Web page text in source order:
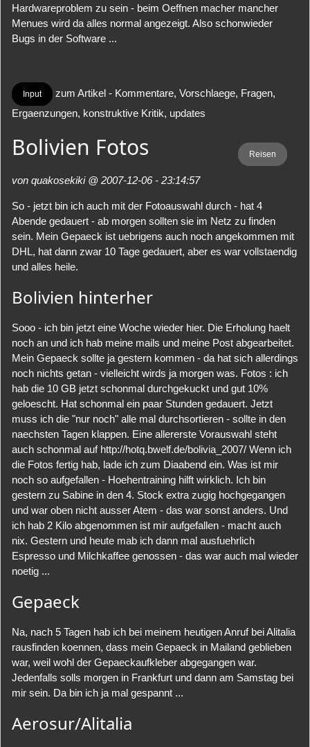
Hardwareproblem zu sein - beim Oeffnen macher mancher
Menues wird da alles normal angezeigt. Also schonwieder
Bugs in der Software ...
Input
zum Artikel - Kommentare, Vorschlaege, Fragen,
Ergaenzungen, konstruktive Kritik, updates
Reisen
Bolivien Fotos
von quakosekiki @ 2007-12-06 - 23:14:57
So - jetzt bin ich auch mit der Fotoauswahl durch - hat 4
Abende gedauert - ab morgen sollten sie im Netz zu finden
sein. Mein Gepaeck ist uebrigens auch noch angekommen mit
DHL, hat dann zwar 10 Tage gedauert, aber es war vollstaendig
und alles heile.
Bolivien hinterher
Sooo - ich bin jetzt eine Woche wieder hier. Die Erholung haelt
noch an und ich hab meine mails und meine Post abgearbeitet.
Mein Gepaeck sollte ja gestern kommen - da hat sich allerdings
noch nichts getan - vielleicht wirds ja morgen was. Fotos : ich
hab die 10 GB jetzt schonmal durchgekuckt und gut 10%
geloescht. Hat schonmal ein paar Stunden gedauert. Jetzt
muss ich die "nur noch" alle mal durchsortieren - sollte in den
naechsten Tagen klappen. Eine allererste Vorauswahl steht
auch schonmal auf http://hotq.bwelf.de/bolivia_2007/ Wenn ich
die Fotos fertig hab, lade ich zum Diaabend ein. Was ist mir
noch so aufgefallen - Hoehentraining hilft wirklich. Ich bin
gestern zu Sabine in den 4. Stock extra zugig hochgegangen
und war oben nicht ausser Atem - das war sonst anders. Und
ich hab 2 Kilo abgenommen ist mir aufgefallen - macht auch
nix. Gestern und heute mab ich dann mal ausfuehrlich
Espresso und Milchkaffee genossen - das war auch mal wieder
noetig ...
Gepaeck
Na, nach 5 Tagen hab ich bei meinem heutigen Anruf bei Alitalia
rausfinden koennen, dass mein Gepaeck in Mailand geblieben
war, weil wohl der Gepaeckaufkleber abgegangen war.
Jedenfalls solls morgen in Frankfurt und dann am Samstag bei
mir sein. Da bin ich ja mal gespannt ...
Aerosur/Alitalia